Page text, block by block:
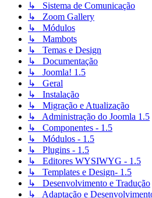
↳ Sistema de Comunicação
↳ Zoom Gallery
↳ Módulos
↳ Mambots
↳ Temas e Design
↳ Documentação
↳ Joomla! 1.5
↳ Geral
↳ Instalação
↳ Migração e Atualização
↳ Administração do Joomla 1.5
↳ Componentes - 1.5
↳ Módulos - 1.5
↳ Plugins - 1.5
↳ Editores WYSIWYG - 1.5
↳ Templates e Design- 1.5
↳ Desenvolvimento e Tradução
↳ Adaptação e